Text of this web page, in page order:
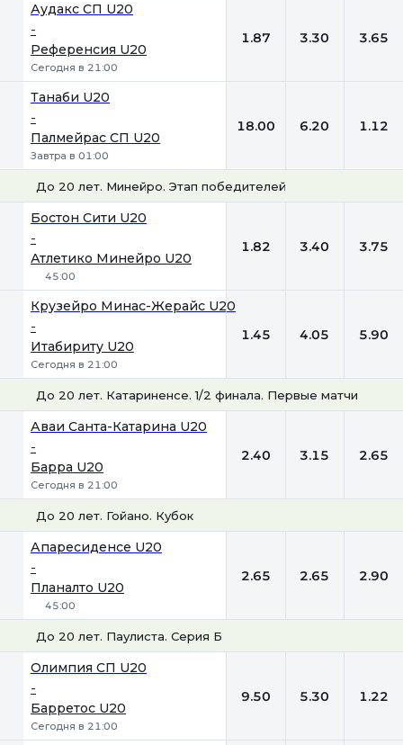
Аудакс СП U20
-
Референсия U20
Сегодня в 21:00
1.87 3.30 3.65
Танаби U20
-
Палмейрас СП U20
Завтра в 01:00
18.00 6.20 1.12
До 20 лет. Минейро. Этап победителей
Бостон Сити U20
-
Атлетико Минейро U20
45:00
1.82 3.40 3.75
Крузейро Минас-Жерайс U20
-
Итабириту U20
Сегодня в 21:00
1.45 4.05 5.90
До 20 лет. Катариненсе. 1/2 финала. Первые матчи
Аваи Санта-Катарина U20
-
Барра U20
Сегодня в 21:00
2.40 3.15 2.65
До 20 лет. Гойано. Кубок
Апаресиденсе U20
-
Планалто U20
45:00
2.65 2.65 2.90
До 20 лет. Паулиста. Серия Б
Олимпия СП U20
-
Барретос U20
Сегодня в 21:00
9.50 5.30 1.22